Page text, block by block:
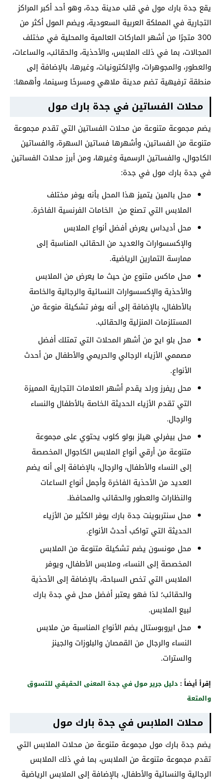
يقع جدة بارك مول في قلب مدينة جدة، وهو أحد أكبر المراكز
التجارية في المملكة العربية السعودية، ويضم المول أكثر من
300 متجرًا من أشهر الماركات العالمية والمحلية في مختلف
المجالات، بما في ذلك الملابس، والأحذية، والحقائب، والساعات،
والعطور، والمجوهرات، والإلكترونيات، وغيرها، بالإضافة إلى
منطقة ترفيهية تضم مدينة ملاهي ومسرحًا وسينما، وأهمها:
محلات الفساتين في جدة بارك مول
يضم مجموعة متنوعة من محلات الفساتين التي تقدم مجموعة
متنوعة من الفساتين، وأشهرها فساتين السهرة، والفساتين
الكاجوال، والفساتين الرسمية وغيرها، ومن أبرز محلات الفساتين
في جدة بارك مول في جدة:
محل بالمين يتميز هذا المحل بأنه يوفر مختلف
الملابس التي تصنع من الخامات الفرنسية الفاخرة.
محل أديداس يعرض أفضل أنواع الملابس
والإكسسوارات والعديد من الحقائب المناسبة إلى
ممارسة التمارين الرياضية.
محل ماكس متنوع من حيث ما يعرض من الملابس
والأحذية والإكسسوارات النسائية والرجالية والخاصة
بالأطفال، بالإضافة إلى أنه يوفر تشكيلة منوعة من
المستلزمات المنزلية والحقائب.
محل بلو ايج من أشهر المحلات التي تمتلك أفضل
مصممي الأزياء الرجالي والحريمي والأطفال من أحدث
الأنواع.
محل ريفرز ورلد يقدم أشهر العلامات التجارية المميزة
التي تقدم الأزياء الحديثة الخاصة بالأطفال والنساء
والرجال.
محل بيفرلي هيلز بولو كلوب يحتوي على مجموعة
متنوعة من أرقي أنواع الملابس الكاجوال المخصصة
إلى النساء والأطفال، والرجال، بالإضافة إلى أنه يضم
العديد من الأحذية الفاخرة وأجمل أنواع الساعات
والنظارات والعطور والحقائب والمحافظ.
محل سنتربوينت جدة بارك يوفر الكثير من الأزياء
الحديثة التي تواكب أحدث الأنواع.
محل مونسون يضم تشكيلة متنوعة من الملابس
المخصصة إلى النساء، وملابس الأطفال، ويوفر
الملابس التي تخص السباحة، بالإضافة إلى الأحذية
والحقائب؛ لذا فهو يعتبر أفضل محل في جدة بارك
لبيع الملابس.
محل ايروبوستال يضم الأنواع المناسبة من ملابس
النساء والرجال من القمصان والبلوزات والجينز
والسترات.
إقرأ أيضاً : دليل جرير مول في جدة المعنى الحقيقي للتسوق
والمتعة
محلات الملابس في جدة بارك مول
يضم جدة بارك مول مجموعة متنوعة من محلات الملابس التي
تقدم مجموعة متنوعة من الملابس، بما في ذلك الملابس
الرجالية والنسائية والأطفال، بالإضافة إلى الملابس الرياضية